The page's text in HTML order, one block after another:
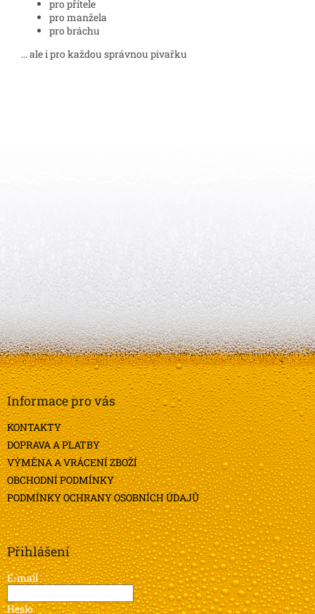
pro přítele
pro manžela
pro bráchu
... ale i pro každou správnou pivařku
Z
á
p
a
t
í
Informace pro vás
KONTAKTY
DOPRAVA A PLATBY
VÝMĚNA A VRÁCENÍ ZBOŽÍ
OBCHODNÍ PODMÍNKY
PODMÍNKY OCHRANY OSOBNÍCH ÚDAJŮ
Přihlášení
E-mail
Heslo